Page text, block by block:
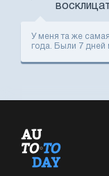
У меня та же
года. Были 7 дней